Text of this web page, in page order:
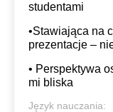
studentami
•Stawiająca na
prezentacje –
• Perspektywa
mi bliska
Język nauczania: